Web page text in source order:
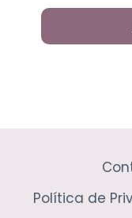
Política de